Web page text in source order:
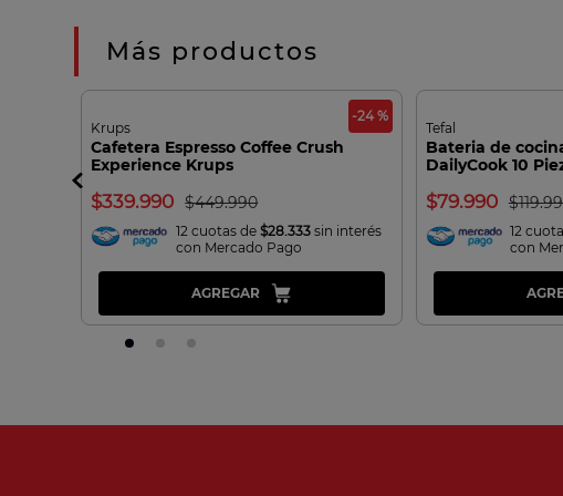
Más productos
-24 %
Krups
Cafetera Espresso Coffee Crush
Experience Krups
339.990 449.990
12 cuotas de $28.333sin interés
con Mercado Pago
AGREGAR
Tefal
Bateria de
DailyCook 10
79.990
12
con